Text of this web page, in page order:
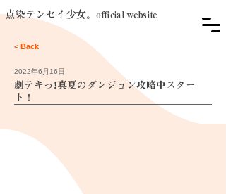
点染テンセイ少女。official website
< Back
2022年6月16日
劇テキっ!真夏のダンジョン攻略中スター
ト！